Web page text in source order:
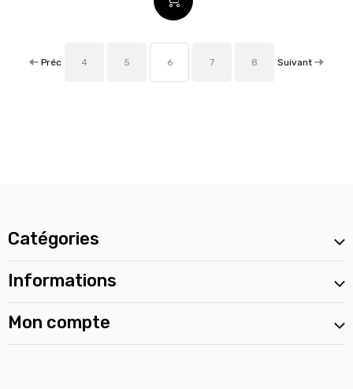
Préc 4 5 6 7 8 Suivant
Catégories
Informations
Mon compte